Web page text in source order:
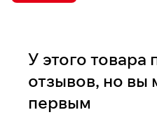
У этого товара
отзывов, но вы
первым